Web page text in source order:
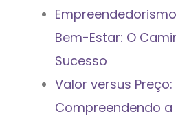
Bem-Estar: O
Sucesso
Valor versus Preço:
Compreendendo